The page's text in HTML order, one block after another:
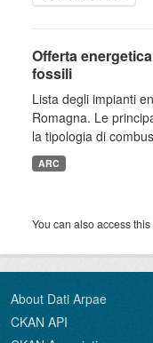
Offerta
fossili
Lista degli impianti
Romagna. Le
la tipologia di
ARC
You can also access
About Dati Arpae
CKAN API